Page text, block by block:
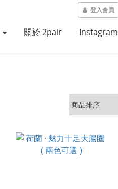
登入會員
關於 2pair Instagram